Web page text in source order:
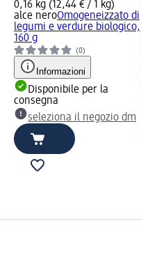
0,16 kg (12,44 € / 1 kg)
alce neroOmogeneizzato di
legumi e verdure biologico,
160 g
(0)
Informazioni
Disponibile per la
consegna
seleziona il negozio dm